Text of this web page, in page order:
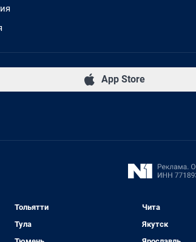
App Store
Тольятти
Тула
Чита
Якутск